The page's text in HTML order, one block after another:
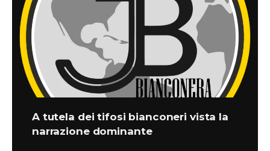
A tutela dei tifosi bianconeri vista la
narrazione dominante